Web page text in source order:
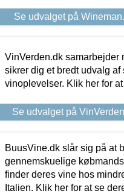
Se udvalget på
VinVerden.dk
sikrer dig et bredt udvalg
vinoplevelser. Klik her for
Se udvalget på
BuusVine.dk slår sig på at
gennemskuelige
finder deres vine hos
Italien. Klik her for at se